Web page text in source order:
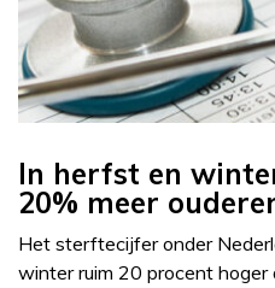
In herfst en
20% meer
Het sterftecijfer onder
winter ruim 20 procent hoger